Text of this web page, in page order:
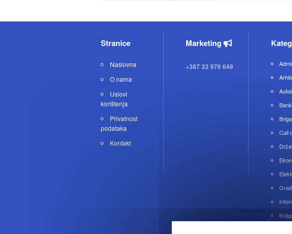
Stranice
Naslovna
O nama
Uslovi
korištenja
Privatnost
podataka
Kontakt
Marketing
+387 33 976 649
Call